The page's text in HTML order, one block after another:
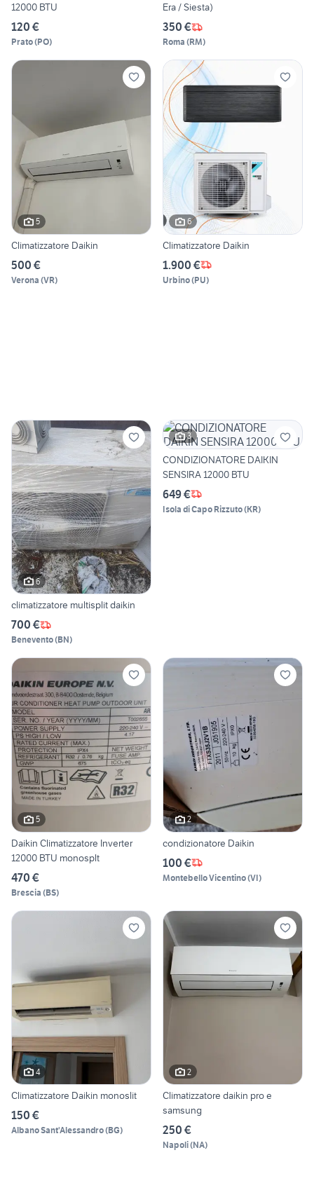
12000 BTU
120 €
Prato(PO)
Era / Siesta)
350 €
Roma (RM)
5
Climatizzatore Daikin
500 €
Verona (VR)
6
Climatizzatore Daikin
1.900 €
Urbino(PU)
6
climatizzatore multisplit daikin
700 €
Benevento(BN)
3
CONDIZIONATORE DAIKIN
SENSIRA 12000 BTU
649 €
Isola di Capo Rizzuto(KR)
5
Daikin Climatizzatore Inverter
12000 BTU monosplt
470 €
Brescia (BS)
2
condizionatore Daikin
100 €
Montebello Vicentino(VI)
4
Climatizzatore Daikin monoslit
150 €
Albano Sant'Alessandro(BG)
2
Climatizzatore daikin pro e
samsung
250 €
Napoli(NA)